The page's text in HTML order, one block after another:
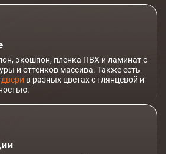
экошпон, пленка ПВХ и ламинат с
и оттенков массива. Также есть
в разных цветах с глянцевой и